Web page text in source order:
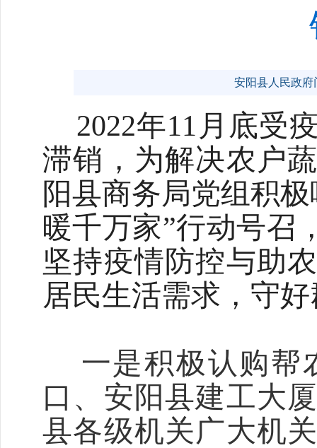
安阳县人民政府
2022年11月底受
滞销，为解决农户
阳县商务局党组积
暖千万家”行动号召
坚持疫情防控与助
居民生活需求，守
一是积极认购帮
口 、 安阳县建工大
县各级机关广大机